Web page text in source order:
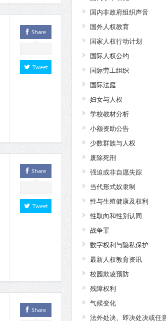
Share
Tweet
Share
Tweet
Share
国内非政府组织声音
国外人权教育
国家人权行动计划
国际人权公约
国际劳工组织
国际法庭
妇女与人权
学校教材分析
小额资助公告
少数群族与人权
废除死刑
强迫或非自愿失踪
当代形式奴隶制
性与生殖健康及权利
性取向和性别认同
战争罪
数字权利与隐私保护
最新人权教育资讯
校园欺凌预防
残障权利
气候变化
法外处决、即决处决或任